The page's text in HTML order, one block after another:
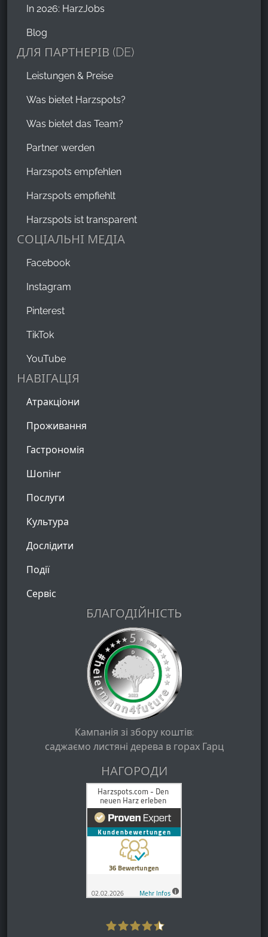
In 2026: HarzJobs
Blog
ДЛЯ ПАРТНЕРІВ (DE)
Leistungen & Preise
Was bietet Harzspots?
Was bietet das Team?
Partner werden
Harzspots empfehlen
Harzspots empfiehlt
Harzspots ist transparent
СОЦІАЛЬНІ МЕДІА
Facebook
Instagram
Pinterest
TikTok
YouTube
НАВІГАЦІЯ
Атракціони
Проживання
Гастрономія
Шопінг
Послуги
Культура
Дослідити
Події
Сервіс
БЛАГОДІЙНІСТЬ
Кампанія зі збору коштів:
саджаємо листяні дерева в горах Гарц
НАГОРОДИ